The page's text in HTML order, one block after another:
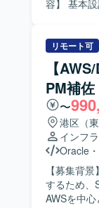
容】 基本
基づき、
のガバナ
設定パラ
係者との
ての設計品質お
計・構築
築へ落と
ら技術的
す。 チー
ジションです。 【ポジションの魅力】 エンタープライズ規模の
ェクトに参
括的に経験
リモート可
【
PM補佐
〜
港区（
インフ
Oracle ・
【募集背
するため、
AWSを中